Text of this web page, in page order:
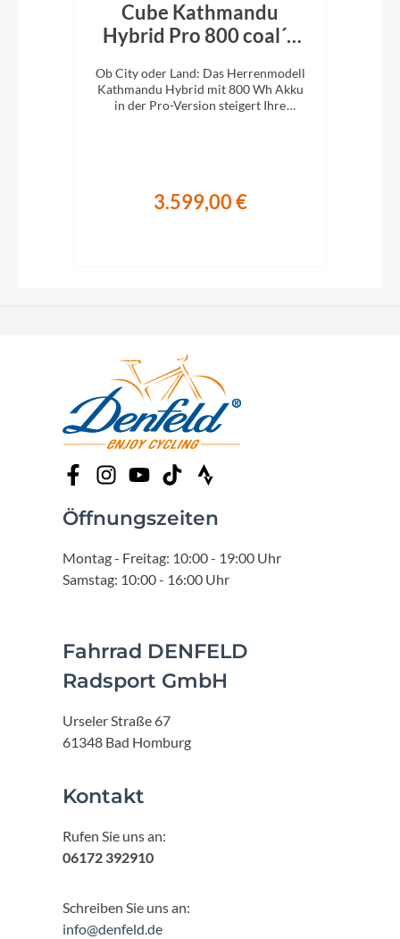
Cube Kathmandu
Hybrid Pro 800 coal´n
Ob City oder Land: Das Herrenmodell
Kathmandu Hybrid mit 800 Wh Akku
in der Pro-Version steigert Ihre
3.599,00 €
Öffnungszeiten
Montag - Freitag: 10:00 - 19:00 Uhr
Samstag: 10:00 - 16:00 Uhr
Fahrrad DENFELD
Radsport GmbH
Urseler Straße 67
61348 Bad Homburg
Kontakt
Rufen Sie uns an:
06172 392910
Schreiben Sie uns an:
info@denfeld.de